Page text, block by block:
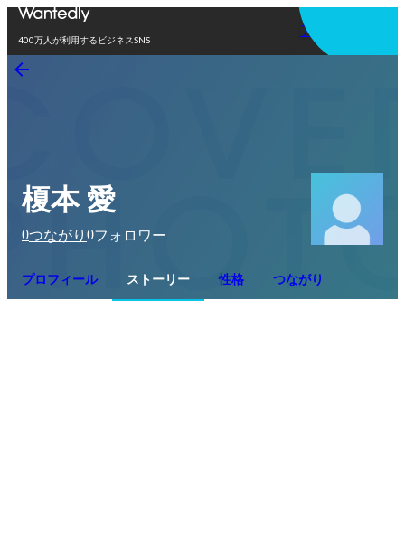
400万人が利用するビジネスSNS
アプリを使う
榎本 愛
0つながり 0フォロワー
プロフィール ストーリー 性格 つながり